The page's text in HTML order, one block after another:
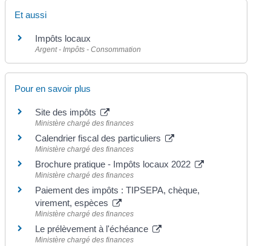
Et aussi
Impôts locaux
Argent - Impôts - Consommation
Pour en savoir plus
Site des impôts
Ministère chargé des finances
Calendrier fiscal des particuliers
Ministère chargé des finances
Brochure pratique - Impôts locaux 2022
Ministère chargé des finances
Paiement des impôts : TIPSEPA, chèque,
virement, espèces
Ministère chargé des finances
Le prélèvement à l'échéance
Ministère chargé des finances